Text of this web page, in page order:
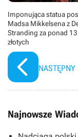
Imponująca statua
Madsa Mikkelsena z
Stranding za ponad
złotych
NASTĘPNY
Najnowsze